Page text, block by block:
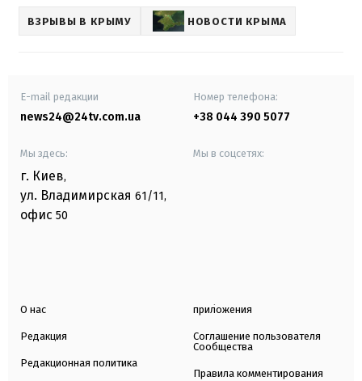
ВЗРЫВЫ В КРЫМУ НОВОСТИ КРЫМА
E-mail редакции
news24@24tv.com.ua
Номер телефона:
+38 044 390 5077
Мы здесь:
г. Киев,
ул. Владимирская 61/11,
офис 50
Мы в соцсетях:
О нас
Редакция
Редакционная политика
приложения
Соглашение пользователя
Сообщества
Правила комментирования